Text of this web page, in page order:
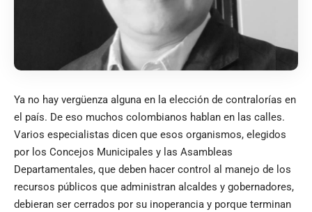
Ya no hay vergüenza alguna en la elección de contralorías en
el país. De eso muchos colombianos hablan en las calles.
Varios especialistas dicen que esos organismos, elegidos
por los Concejos Municipales y las Asambleas
Departamentales, que deben hacer control al manejo de los
recursos públicos que administran alcaldes y gobernadores,
debieran ser cerrados por su inoperancia y porque terminan